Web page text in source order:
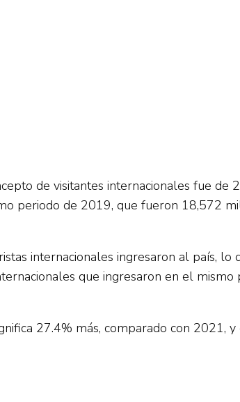
de visitantes internacionales fue
periodo de 2019, que fueron 18,572
internacionales ingresaron al país,
que ingresaron en el mismo
27.4% más, comparado con